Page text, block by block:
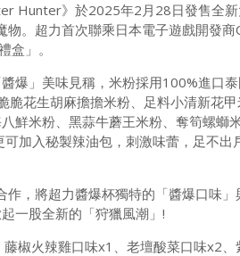
Hunter》於2025年2月28日發售全
。超力首次聯乘日本電子遊戲開發
盒」。
爆」美味見稱，米粉採用100%進口
脆花生胡麻擔擔米粉、足料小清新花
鮮米粉、黑蒜牛蘑王米粉、奪筍螺螄
加入秘製辣油包，刺激味蕾，足不出
，將超力醬爆杯獨特的「醬爆口味
一股全新的「狩獵風潮」!
椒火辣雞口味x1、老壇酸菜口味x2